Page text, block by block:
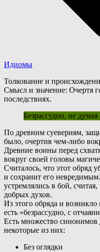
Идиомы
Толкование и
Смысл и значение: Очертя
последствиях.
Безрассудно, не
По древним суевериям,
было, очертив чем-либо
Древние воины перед
вокруг своей головы
Считалось, что этот обряд
и сохранит его
устремлялись в бой,
добрых духов.
Из этого обряда и
есть «безрассудно, с
Есть множество
некоторые из них:
Без оглядки